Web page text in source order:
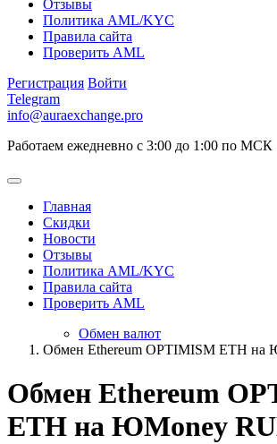
Отзывы
Политика AML/KYC
Правила сайта
Проверить AML
Регистрация Войти
Telegram
info@auraexchange.pro
Работаем ежедневно с 3:00 до 1:00 по МСК
Главная
Скидки
Новости
Отзывы
Политика AML/KYC
Правила сайта
Проверить AML
Обмен валют
Обмен Ethereum OPTIMISM ETH на
Обмен Ethereum
ETH на ЮMoney